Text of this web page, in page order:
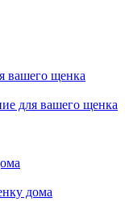
вашего щенка
для вашего щенка
дома